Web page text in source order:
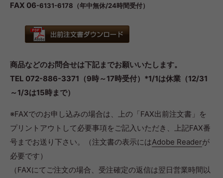
FAX 06-6131-6178（年中無休/24時間受付）
商品などのお問合せは下記までお願いいたします。
TEL 072-886-3371（9時～17時受付）*1/1は休業（12/31
～1/3は15時まで）
※FAXでのお申し込みの場合は、上の「FAX出前注文書」を
プリントアウトして必要事項をご記入いただき、上記FAX番
号までお送り下さい。（注文書の表示にはAdobe Readerが
必要です）
（FAXにてご注文の場合、受注確定の返信は翌日営業時間以